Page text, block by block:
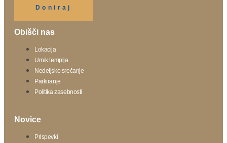
Doniraj
Obišči nas
Lokacija
Urnik templja
Nedeljsko srečanje
Parkiranje
Politika zasebnosti
Novice
Prispevki